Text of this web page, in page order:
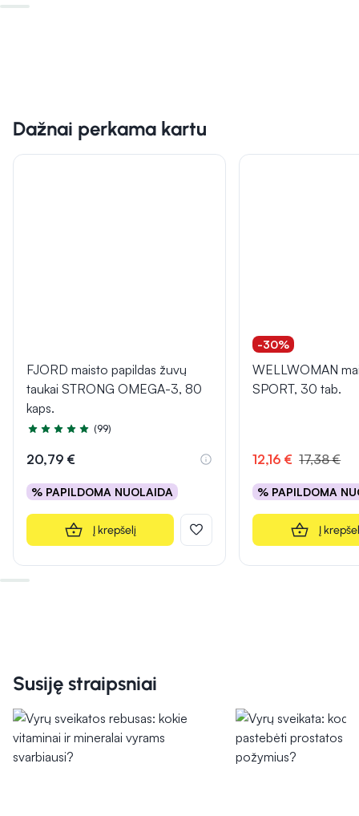
Dažnai perkama kartu
FJORD maisto papildas žuvų
taukai STRONG OMEGA-3, 80
kaps.
Įvertinimas 4.9 iš 5
(99)
20,79 €
% PAPILDOMA NUOLAIDA
Į krepšelį
-30%
WELLWOMAN
SPORT, 30 tab.
12,16 € 17,38 €
% PAPILDOMA
Į
Susiję straipsniai